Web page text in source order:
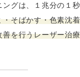
ングは、１兆分の１
・そばかす・色素沈
を行うレーザー治